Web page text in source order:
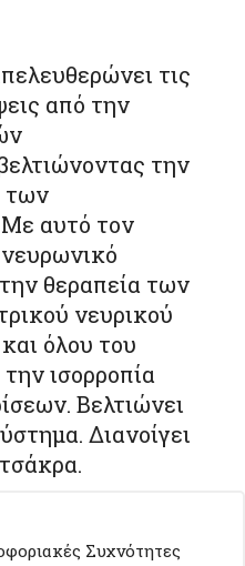
τις
από την
την
των
Με αυτό τον
θεραπεία των
νευρικού
όλου του
ισορροπία
Βελτιώνει
Διανοίγει
Συχνότητες